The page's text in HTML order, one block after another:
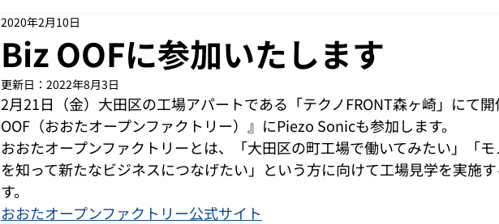
Biz OOFに参加いたします
2020年2月10日
更新日： 2022年8月3日
2月21日（金）大田区の工場アパートである「テクノFRONT森ヶ崎」にて
OOF（おおたオープンファクトリー）』にPiezo Sonicも参加します。
おおたオープンファクトリーとは、「大田区の町工場で働いてみたい」「
を知って新たなビジネスにつなげたい」という方に向けて工場見学を実施
す。
おおたオープンファクトリー公式サイト